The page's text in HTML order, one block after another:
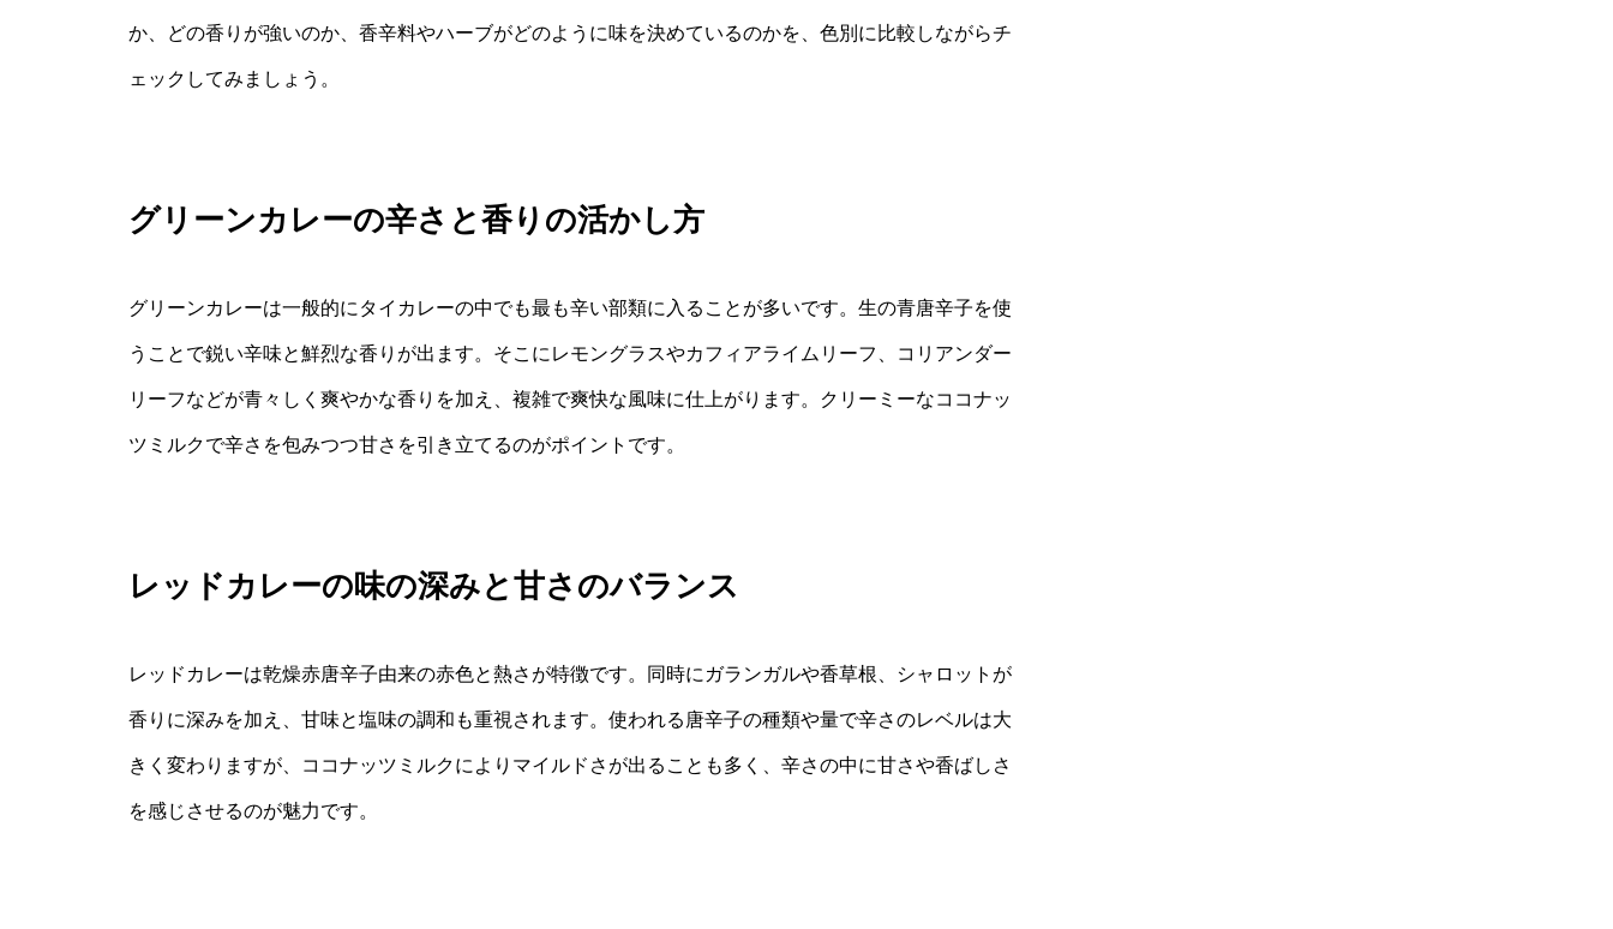
か、どの香りが強いのか、香辛料やハーブがどのように味を決めているのかを、色別に比較しながらチ
ェックしてみましょう。
グリーンカレーの辛さと香りの活かし方
グリーンカレーは一般的にタイカレーの中でも最も辛い部類に入ることが多いです。生の青唐辛子を使
うことで鋭い辛味と鮮烈な香りが出ます。そこにレモングラスやカフィアライムリーフ、コリアンダー
リーフなどが青々しく爽やかな香りを加え、複雑で爽快な風味に仕上がります。クリーミーなココナッ
ツミルクで辛さを包みつつ甘さを引き立てるのがポイントです。
レッドカレーの味の深みと甘さのバランス
レッドカレーは乾燥赤唐辛子由来の赤色と熱さが特徴です。同時にガランガルや香草根、シャロットが
香りに深みを加え、甘味と塩味の調和も重視されます。使われる唐辛子の種類や量で辛さのレベルは大
きく変わりますが、ココナッツミルクによりマイルドさが出ることも多く、辛さの中に甘さや香ばしさ
を感じさせるのが魅力です。